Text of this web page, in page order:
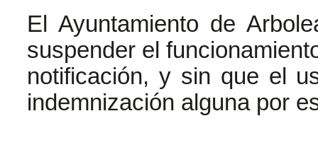
El Ayuntamiento de
suspender el
notificación, y sin que el
indemnización alguna por